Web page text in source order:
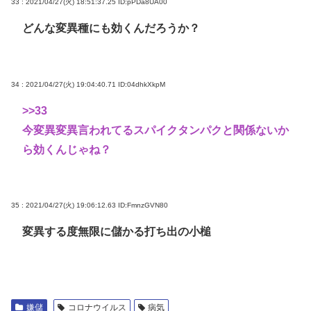
33 : 2021/04/27(火) 18:51:37.25 ID:pPDa8UA00
どんな変異種にも効くんだろうか？
34 : 2021/04/27(火) 19:04:40.71 ID:04dhkXkpM
>>33
今変異変異言われてるスパイクタンパクと関係ないか
ら効くんじゃね？
35 : 2021/04/27(火) 19:06:12.63 ID:FmnzGVN80
変異する度無限に儲かる打ち出の小槌
嫌儲 コロナウイルス 病気